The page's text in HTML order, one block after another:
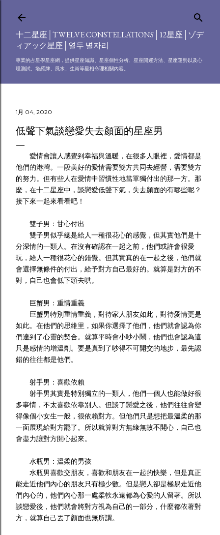
十二星座│TWELVE CONSTELLATIONS│12星座│ゾデ
ィアック星座│열두 별자리
專業的占星學星座網，提供星座知識、星座個性分析、星座開運方法、星座運勢以及心
理測試、塔羅牌、風水、生肖等星相命理相關內容。
1月 04, 2020
低聲下氣談戀愛失去顏面的星座男
愛情會讓人感覺到幸福與溫暖，在很多人眼裡，愛情都是
他們的港灣。一段美好的愛情需要雙方共同去經營，需要雙方
的努力。但有些人在愛情中習慣性地當單獨付出的那一方。那
麼，在十二星座中，談戀愛低聲下氣，失去顏面的有哪些呢？
接下來一起來看看吧！
雙子男：甘心付出
雙子男似乎總是給人一種很花心的感覺，但其實他們是十
分深情的一類人。在沒有確認在一起之前，他們或許會很愛
玩，給人一種很花心的錯覺。但其實真的在一起之後，他們就
會選擇無條件的付出，給予對方自己最好的。就算是對方的不
對，自己也會低下頭去哄。
巨蟹男：重情重義
巨蟹男特別重情重義，對待家人朋友如此，對待愛情更是
如此。在他們的思維里，如果你選擇了他們，他們就會認為你
們達到了心靈的契合。就算平時會小吵小鬧，他們也會認為這
只是感情的增溫劑。要是真到了吵得不可開交的地步，最先認
錯的往往都是他們。
射手男：喜歡依賴
射手男其實是特別獨立的一類人，他們一個人也能做好很
多事情，不太喜歡依靠別人。但談了戀愛之後，他們往往會變
得像個小女生一般，很依賴對方。但他們只是想把最溫柔的那
一面展現給對方罷了。所以就算對方無緣無故不開心，自己也
會盡力讓對方開心起來。
水瓶男：溫柔的男孩
水瓶男喜歡交朋友，喜歡和朋友在一起的快樂，但是真正
能走近他們內心的朋友只有極少數。但是戀人卻是極易走近他
們內心的，他們內心那一處柔軟永遠都為心愛的人留著。所以
談戀愛後，他們就會將對方視為自己的一部分，什麼都依著對
方，就算自己丟了顏面也無所謂。